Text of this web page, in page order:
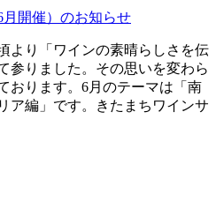
より「ワインの素晴らしさを伝
参りました。その思いを変わら
おります。6月のテーマは「南
編」です。きたまちワインサ